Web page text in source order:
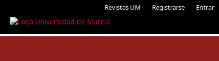
Revistas UM Registrarse Entrar